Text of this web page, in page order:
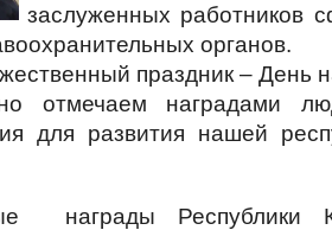
заслуженных работников
органов.
праздник – День
отмечаем наградами
для развития нашей
награды